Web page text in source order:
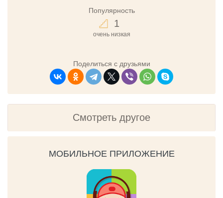
Популярность
1
очень низкая
Поделиться с друзьями
Смотреть другое
МОБИЛЬНОЕ ПРИЛОЖЕНИЕ